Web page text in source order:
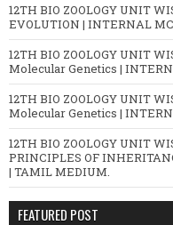
12TH BIO ZOOLOGY UNIT
EVOLUTION | INTERNAL
12TH BIO ZOOLOGY UNIT
Molecular Genetics |
12TH BIO ZOOLOGY UNIT
Molecular Genetics |
12TH BIO ZOOLOGY UNIT
PRINCIPLES OF
| TAMIL MEDIUM.
FEATURED POST